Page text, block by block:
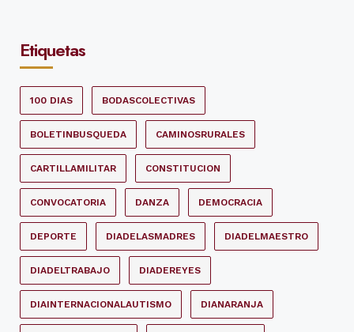
Etiquetas
100 DIAS BODASCOLECTIVAS
BOLETINBUSQUEDA CAMINOSRURALES
CARTILLAMILITAR CONSTITUCION
CONVOCATORIA DANZA DEMOCRACIA
DEPORTE DIADELASMADRES DIADELMAESTRO
DIADELTRABAJO DIADEREYES
DIAINTERNACIONALAUTISMO DIANARANJA